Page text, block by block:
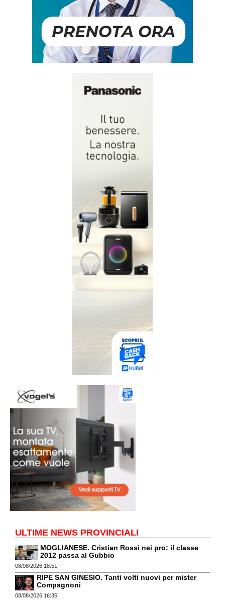
ULTIME NEWS PROVINCIALI
MOGLIANESE. Cristian Rossi nei pro: il classe
2012 passa al Gubbio
08/08/2026 18:51
RIPE SAN GINESIO. Tanti volti nuovi per mister
Compagnoni
08/08/2026 16:35